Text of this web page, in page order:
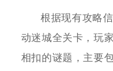
根据现有攻略
动迷城全关卡，玩
相扣的谜题，主要